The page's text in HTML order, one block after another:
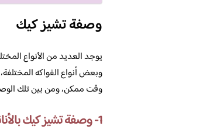
وصفة تشيز كيك
يوجد العديد من الأنواع
وبعض أنواع الفواكه
وقت ممكن، ومن بين تلك
1- وصفة تشيز كيك بالأناناس